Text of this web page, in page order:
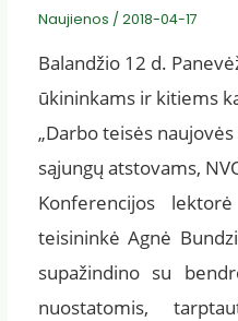
Naujienos / 2018-04-17
Balandžio 12 d.
ūkininkams ir kitiems
„Darbo teisės
sąjungų atstovams,
Konferencijos
teisininkė Agnė
supažindino su
nuostatomis,